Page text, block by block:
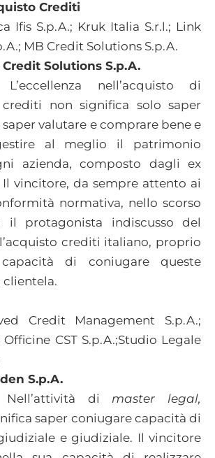
Crediti
Ifis S.p.A.; Kruk Italia S.r.l.; Link
MB Credit Solutions S.p.A.
Solutions S.p.A.
L’eccellenza nell’acquisto di
non significa solo saper
valutare e comprare bene e
al meglio il patrimonio
azienda, composto dagli ex
vincitore, da sempre attento ai
normativa, nello scorso
il protagonista indiscusso del
crediti italiano, proprio
di coniugare queste
clientela.
Credit Management S.p.A.;
Officine CST S.p.A.;Studio Legale
S.p.A.
Nell’attività di master legal,
saper coniugare capacità di
e giudiziale. Il vincitore